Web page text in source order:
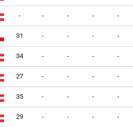
- - - - -
31 - - - -
34 - - - -
27 - - - -
35 - - - -
29 - - - -